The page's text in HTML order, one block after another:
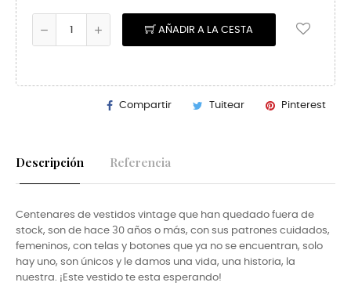
AÑADIR A LA CESTA
Compartir Tuitear Pinterest
Descripción Referencia
Centenares de vestidos vintage que han quedado fuera de
stock, son de hace 30 años o más, con sus patrones cuidados,
femeninos, con telas y botones que ya no se encuentran, solo
hay uno, son únicos y le damos una vida, una historia, la
nuestra. ¡Este vestido te esta esperando!